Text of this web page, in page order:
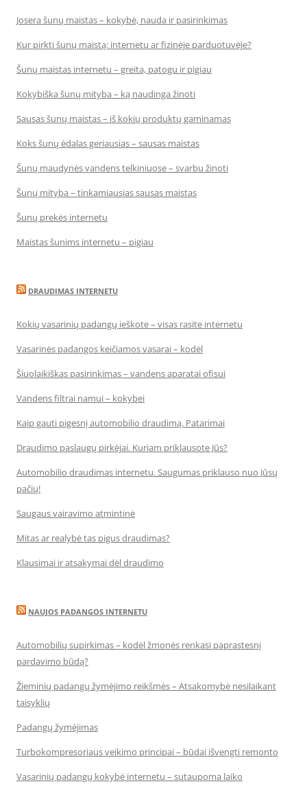
Josera šunų maistas – kokybė, nauda ir pasirinkimas
Kur pirkti šunų maistą: internetu ar fizinėje parduotuvėje?
Šunų maistas internetu – greita, patogu ir pigiau
Kokybiška šunų mityba – ką naudinga žinoti
Sausas šunų maistas – iš kokių produktų gaminamas
Koks šunų ėdalas geriausias – sausas maistas
Šunų maudynės vandens telkiniuose – svarbu žinoti
Šunų mityba – tinkamiausias sausas maistas
Šunų prekės internetu
Maistas šunims internetu – pigiau
DRAUDIMAS INTERNETU
Kokių vasarinių padangų ieškote – visas rasite internetu
Vasarinės padangos keičiamos vasarai – kodėl
Šiuolaikiškas pasirinkimas – vandens aparatai ofisui
Vandens filtrai namui – kokybei
Kaip gauti pigesnį automobilio draudimą. Patarimai
Draudimo paslaugų pirkėjai. Kuriam priklausote Jūs?
Automobilio draudimas internetu. Saugumas priklauso nuo Jūsų
pačių!
Saugaus vairavimo atmintinė
Mitas ar realybė tas pigus draudimas?
Klausimai ir atsakymai dėl draudimo
NAUJOS PADANGOS INTERNETU
Automobilių supirkimas – kodėl žmonės renkasi paprastesnį
pardavimo būdą?
Žieminių padangų žymėjimo reikšmės – Atsakomybė nesilaikant
taisyklių
Padangų žymėjimas
Turbokompresoriaus veikimo principai – būdai išvengti remonto
Vasarinių padangų kokybė internetu – sutaupoma laiko